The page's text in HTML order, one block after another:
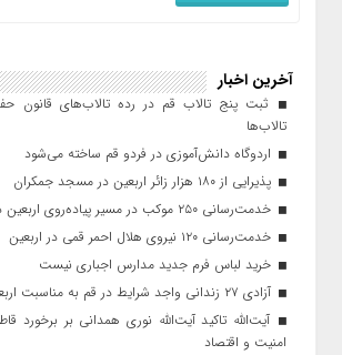
آخرین اخبار
ثبت پنج تالاب قم در رده تالاب‌های قانون
تالاب‌ها
اردوگاه دانش‌آموزی در فردو قم ساخته می‌شود
پذیرایی از ۱۸۰ هزار زائر اربعین در مسجد جمکران
خدمت‌رسانی ۲۵۰ موکب در مسیر پیاده‌روی اربعین در قم
خدمت‌رسانی ۱۲۰ نیروی هلال احمر قمی در اربعین
خرید لباس فرم جدید مدارس اجباری نیست
آزادی ۲۷ زندانی واجد شرایط در قم به مناسبت اربعین
آیت‌الله تاکید آیت‌الله نوری همدانی بر برخورد
امنیت و اقتصاد